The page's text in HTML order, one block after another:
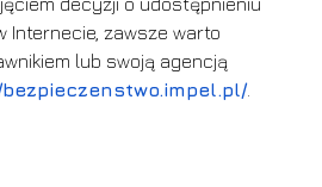
Internecie, zawsze warto
lub swoją agencją
.